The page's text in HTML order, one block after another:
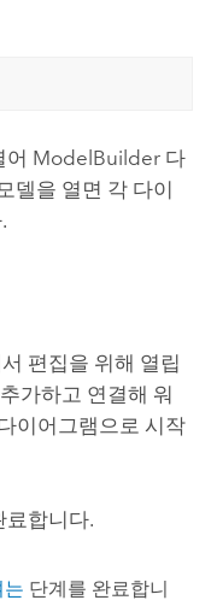
어 ModelBuilder다
델을 열면 각 다이
편집을 위해 열립
가하고 연결해 워
이어그램으로 시작
료합니다.
는 단계를 완료합니